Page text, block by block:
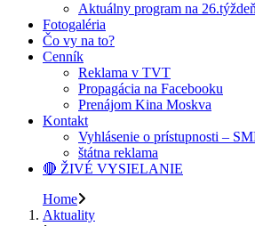
Aktuálny program na 26.týždeň
Fotogaléria
Čo vy na to?
Cenník
Reklama v TVT
Propagácia na Facebooku
Prenájom Kina Moskva
Kontakt
Vyhlásenie o prístupnosti –
štátna reklama
🔴 ŽIVÉ VYSIELANIE
Home
Aktuality